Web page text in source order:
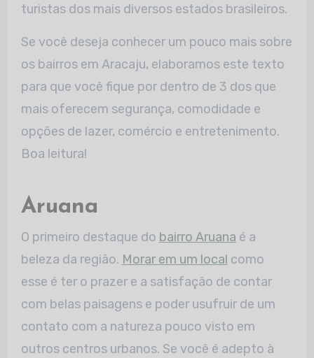
turistas dos mais diversos estados brasileiros.
Se você deseja conhecer um pouco mais sobre
os bairros em Aracaju, elaboramos este texto
para que você fique por dentro de 3 dos que
mais oferecem segurança, comodidade e
opções de lazer, comércio e entretenimento.
Boa leitura!
Aruana
O primeiro destaque do bairro Aruana é a
beleza da região. Morar em um local como
esse é ter o prazer e a satisfação de contar
com belas paisagens e poder usufruir de um
contato com a natureza pouco visto em
outros centros urbanos. Se você é adepto à